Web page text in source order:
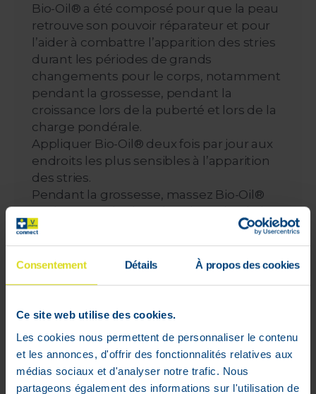
Consentement Détails À propos des cookies
Ce site web utilise des cookies.
Les cookies nous permettent de personnaliser le contenu
et les annonces, d'offrir des fonctionnalités relatives aux
médias sociaux et d'analyser notre trafic. Nous
partageons également des informations sur l'utilisation de
Bio-Oil® a été composé pour que la peau
retrouve son pouvoir réparateur et pour
l’aider à combattre l’apparition des stries
durant les périodes de grands
changements pour le corps, notamment
pendant la grossesse, pendant la
croissance lors de la puberté et lors de la
charge pondérale.
Appliquer Bio-Oil® deux fois par jour aux
endroits les plus sensibles à l’apparition
des stries.
Pendant la grossesse, massez Bio-Oil®
sur le ventre, les hanches, les seins, le bas
du dos et le haut des cuisses dès le début
du 2ème trimestre.
Pour amoindrir les stries existantes de la
circulaires jusqu’à ce que le produit soit
période minimale de 3 mois.
Taches de pigmentation